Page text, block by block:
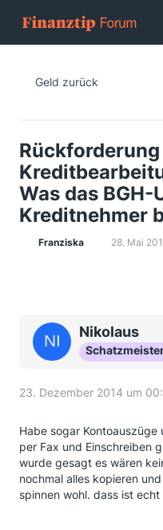
Geld zurück
Was das
Kreditnehmer
Franziska 28. Mai
Nikolaus
23. Dezember 2014 um
Habe sogar
per Fax und Einschreiben
wurde gesagt es wären
nochmal alles kopieren
spinnen wohl. dass ist echt